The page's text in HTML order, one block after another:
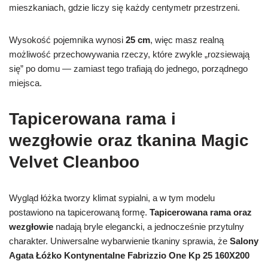
mieszkaniach, gdzie liczy się każdy centymetr przestrzeni.
Wysokość pojemnika wynosi 25 cm, więc masz realną
możliwość przechowywania rzeczy, które zwykle „rozsiewają
się” po domu — zamiast tego trafiają do jednego, porządnego
miejsca.
Tapicerowana rama i
wezgłowie oraz tkanina Magic
Velvet Cleanboo
Wygląd łóżka tworzy klimat sypialni, a w tym modelu
postawiono na tapicerowaną formę. Tapicerowana rama oraz
wezgłowie nadają bryle elegancki, a jednocześnie przytulny
charakter. Uniwersalne wybarwienie tkaniny sprawia, że Salony
Agata Łóżko Kontynentalne Fabrizzio One Kp 25 160X200